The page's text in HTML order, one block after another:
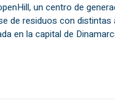
un centro de
de residuos con
en la capital de